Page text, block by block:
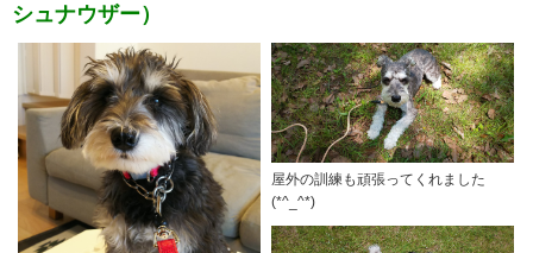
シュナウザー）
屋外の訓練も頑張ってくれました
(*^_^*)